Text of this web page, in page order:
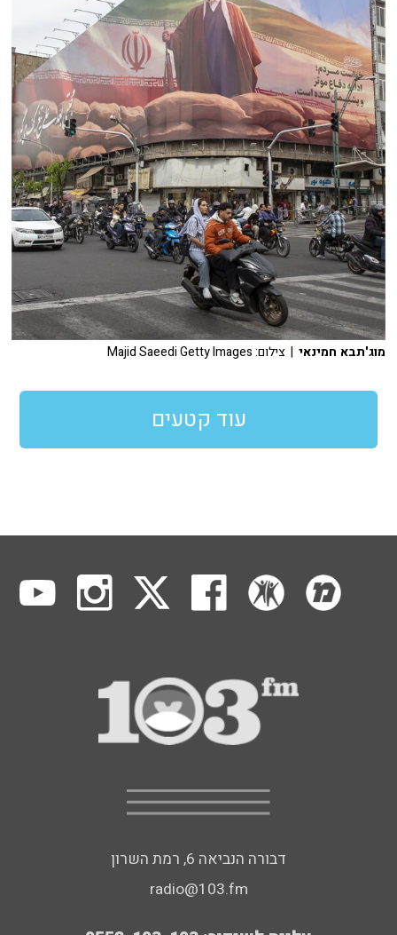
מוג'תבא חמינאי | צילום: Majid Saeedi Getty Images
עוד קטעים
דבורה הנביאה 6, רמת השרון
radio@103.fm